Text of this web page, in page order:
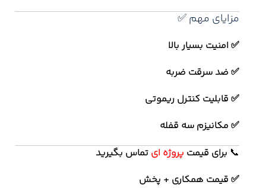
مزایای مهم ✅
✅ امنیت بسیار بالا
✅ ضد سرقت ضربه
✅ قابلیت کنترل ریموتی
✅ مکانیزم سه قفله
📞 برای قیمت پروژه ای تماس بگیرید
✅ قیمت همکاری + پخش